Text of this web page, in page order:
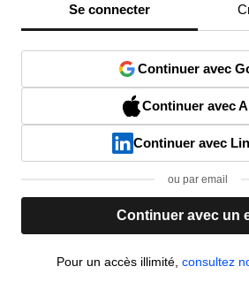
Se connecter
Continuer avec
Continuer avec
Continuer avec
ou par email
Continuer avec un
Pour un accès illimité, consultez